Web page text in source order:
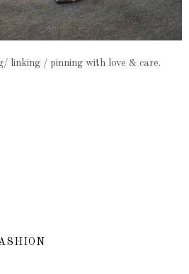
linking / pinning with love & care.